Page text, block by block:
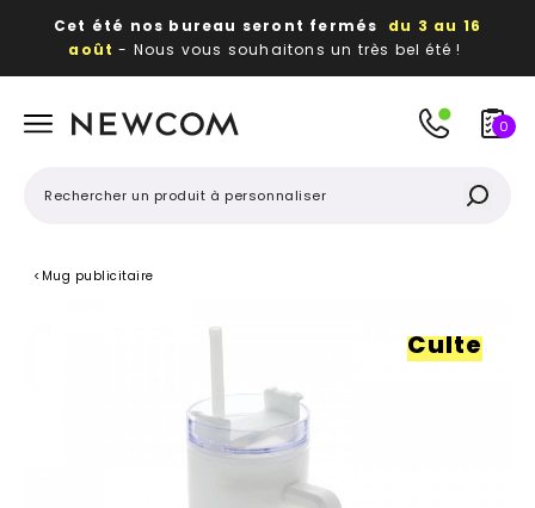
Cet été nos bureau seront fermés du 3 au 16
août - Nous vous souhaitons un très bel été !
publicitaires
0
< Mug publicitaire
Culte